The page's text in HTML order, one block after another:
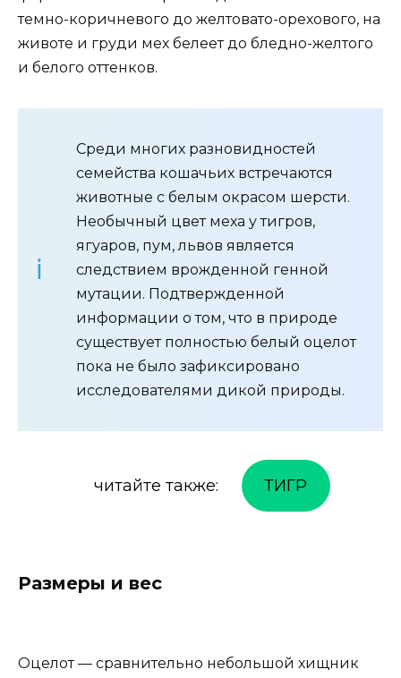
темно-коричневого до желтовато-орехового, на
животе и груди мех белеет до бледно-желтого
и белого оттенков.
Среди многих разновидностей
семейства кошачьих встречаются
животные с белым окрасом шерсти.
Необычный цвет меха у тигров,
ягуаров, пум, львов является
следствием врожденной генной
мутации. Подтвержденной
информации о том, что в природе
существует полностью белый оцелот
пока не было зафиксировано
исследователями дикой природы.
читайте также: ТИГР
Размеры и вес
Оцелот — сравнительно небольшой хищник